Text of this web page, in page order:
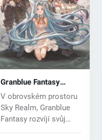
Granblue Fantasy
Relink (PC) key
V obrovském prostoru
Sky Realm, Granblue
Fantasy rozvíjí svůj